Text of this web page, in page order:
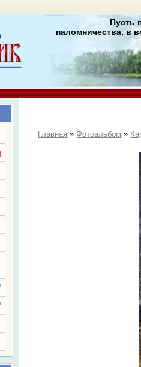
Пусть
паломничества, в
Главная »Фотоальбом »